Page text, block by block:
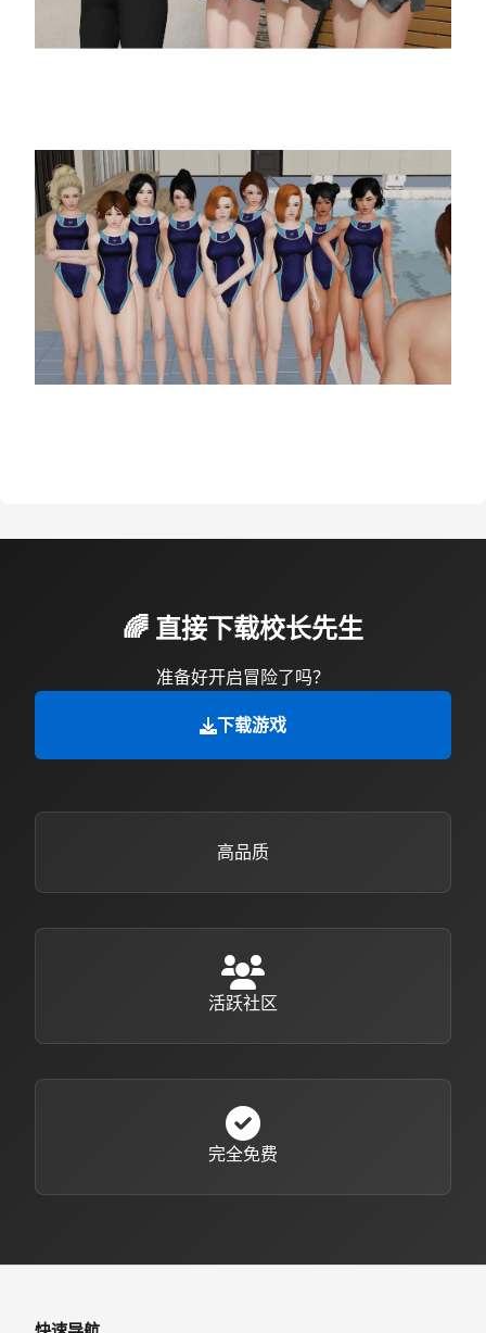
🌈 直接下载校长先生
准备好开启冒险了吗？
下载游戏
高品质
活跃社区
完全免费